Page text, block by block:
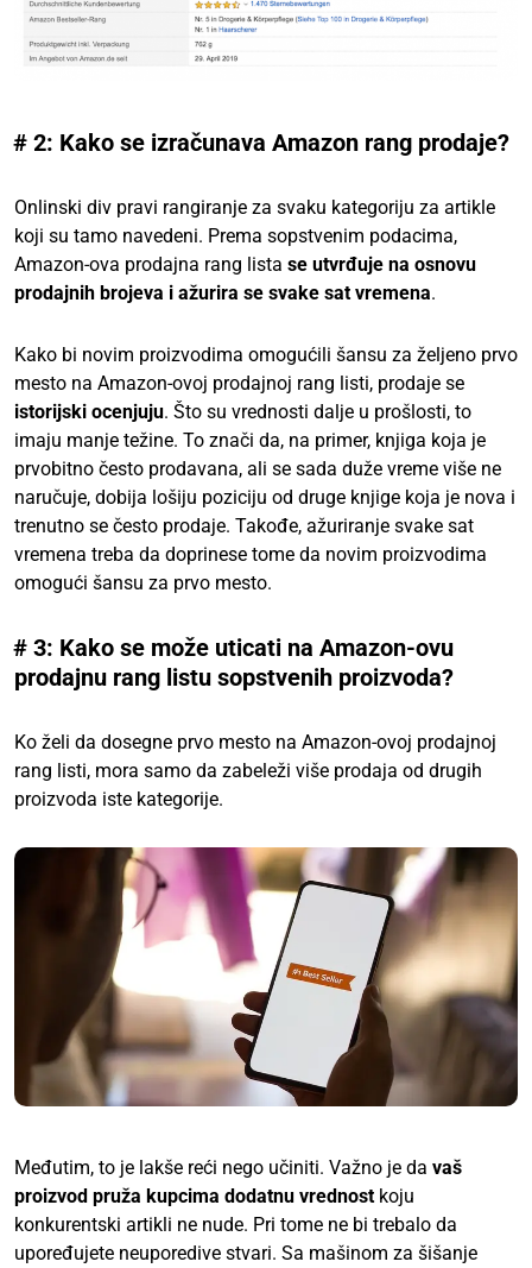
# 2: Kako se izračunava Amazon rang prodaje?
Onlinski div pravi rangiranje za svaku kategoriju za artikle
koji su tamo navedeni. Prema sopstvenim podacima,
Amazon-ova prodajna rang lista se utvrđuje na osnovu
prodajnih brojeva i ažurira se svake sat vremena.
Kako bi novim proizvodima omogućili šansu za željeno prvo
mesto na Amazon-ovoj prodajnoj rang listi, prodaje se
istorijski ocenjuju. Što su vrednosti dalje u prošlosti, to
imaju manje težine. To znači da, na primer, knjiga koja je
prvobitno često prodavana, ali se sada duže vreme više ne
naručuje, dobija lošiju poziciju od druge knjige koja je nova i
trenutno se često prodaje. Takođe, ažuriranje svake sat
vremena treba da doprinese tome da novim proizvodima
omogući šansu za prvo mesto.
# 3: Kako se može uticati na Amazon-ovu
prodajnu rang listu sopstvenih proizvoda?
Ko želi da dosegne prvo mesto na Amazon-ovoj prodajnoj
rang listi, mora samo da zabeleži više prodaja od drugih
proizvoda iste kategorije.
Međutim, to je lakše reći nego učiniti. Važno je da vaš
proizvod pruža kupcima dodatnu vrednostkoju
konkurentski artikli ne nude. Pri tome ne bi trebalo da
upoređujete neuporedive stvari. Sa mašinom za šišanje